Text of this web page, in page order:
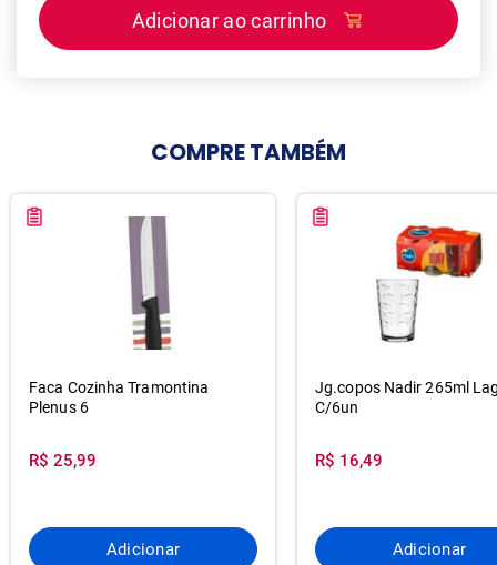
Adicionar ao carrinho
COMPRETAMBÉM
Faca Cozinha Tramontina
Plenus 6
R$ 25,99
Adicionar
Jg.copos Nadir 265ml
C/6un
R$ 16,49
Adicionar